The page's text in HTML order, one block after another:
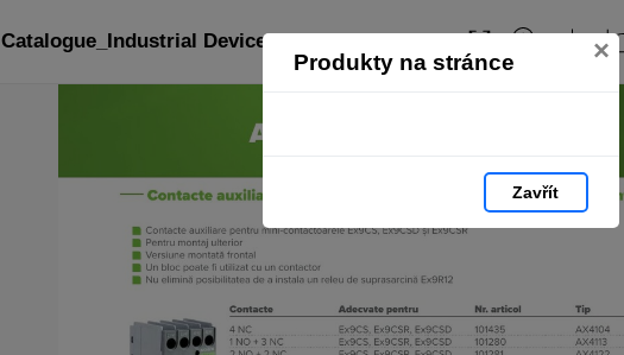
Produkty na stránce ×
Zavřít
Catalogue_Industrial Devices_RO: strana 124